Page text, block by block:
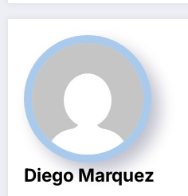
Diego Marquez